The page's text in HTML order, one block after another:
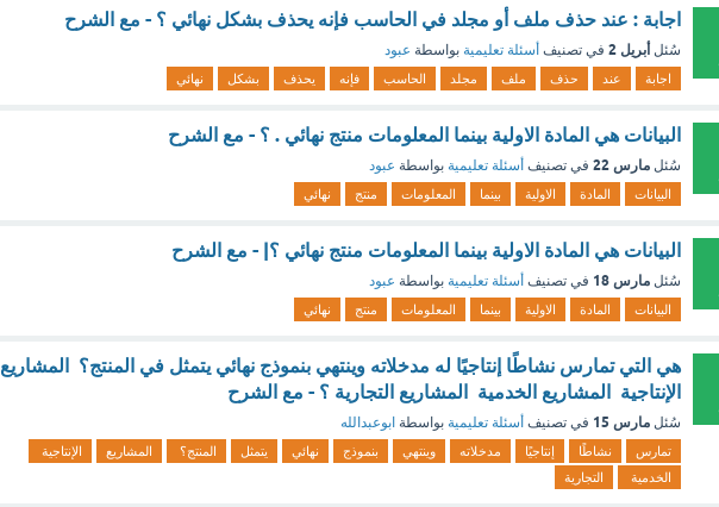
اجابة : عند حذف ملف أو مجلد في الحاسب فإنه يحذف بشكل نهائي ؟ - مع الشرح
سُئل أبريل 2 في تصنيف أسئلة تعليمية بواسطة عبود
اجابة عند حذف ملف مجلد الحاسب فإنه يحذف بشكل نهائي
البيانات هي المادة الاولية بينما المعلومات منتج نهائي . ؟ - مع الشرح
سُئل مارس 22 في تصنيف أسئلة تعليمية بواسطة عبود
البيانات المادة الاولية بينما المعلومات منتج نهائي
البيانات هي المادة الاولية بينما المعلومات منتج نهائي ؟| - مع الشرح
سُئل مارس 18 في تصنيف أسئلة تعليمية بواسطة عبود
البيانات المادة الاولية بينما المعلومات منتج نهائي
هي التي تمارس نشاطًا إنتاجيًا له مدخلاته وينتهي بنموذج نهائي يتمثل في المنتج؟ المشاريع
الإنتاجية المشاريع الخدمية المشاريع التجارية ؟ - مع الشرح
سُئل مارس 15 في تصنيف أسئلة تعليمية بواسطة ابوعبدالله
تمارس نشاطًا إنتاجيًا مدخلاته وينتهي بنموذج نهائي يتمثل المنتج؟ المشاريع
الإنتاجية
الخدمية
التجارية